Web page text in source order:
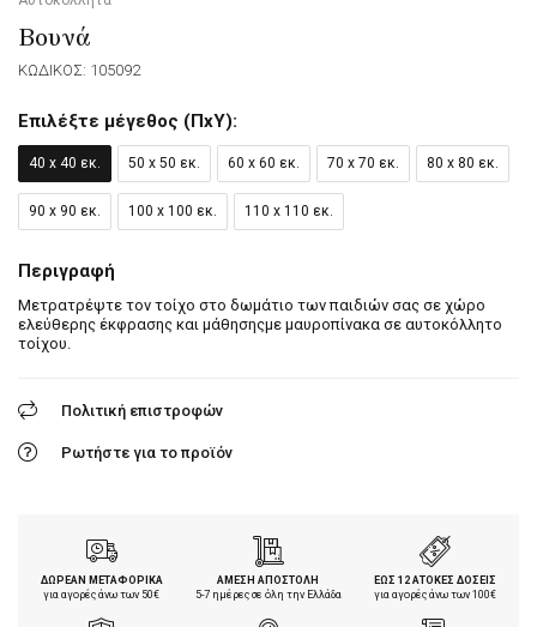
Βουνά
ΚΩΔΙΚΟΣ: 105092
Επιλέξτε μέγεθος (ΠxΥ):
40 x 40 εκ. 50 x 50 εκ. 60 x 60 εκ. 70 x 70 εκ. 80 x 80 εκ.
90 x 90 εκ. 100 x 100 εκ. 110 x 110 εκ.
Περιγραφή
Μετρατρέψτε τον τοίχο στο δωμάτιο των παιδιών σας σε χώρο
ελεύθερης έκφρασης και μάθησηςμε μαυροπίνακα σε αυτοκόλλητο
τοίχου.
Πολιτική επιστροφών
Ρωτήστε για το προϊόν
ΔΩΡΕΑΝ ΜΕΤΑΦΟΡΙΚΑ
για αγορές άνω των 50€
ΑΜΕΣΗ ΑΠΟΣΤΟΛΗ
5-7 ημέρες σε όλη την Ελλάδα
ΕΩΣ 12 ΑΤΟΚΕΣ ΔΟΣΕΙΣ
για αγορές άνω των 100€